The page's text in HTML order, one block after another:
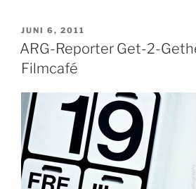
VERÖFFENTLICHT
AM
JUNI 6, 2011
ARG-Reporter Get-2-
Filmcafé